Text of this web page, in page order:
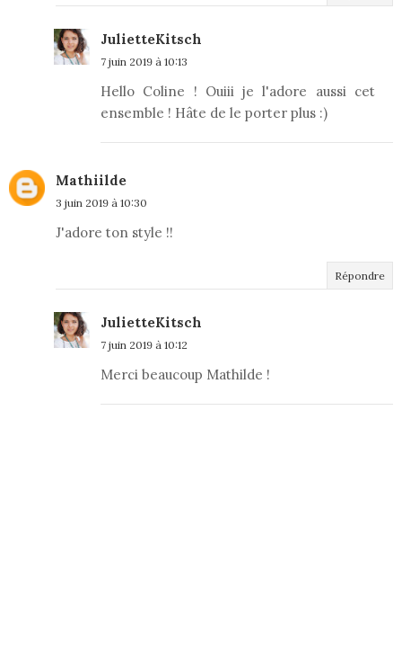
JulietteKitsch
7 juin 2019 à 10:13
Hello Coline ! Ouiii je l'adore aussi cet
ensemble ! Hâte de le porter plus :)
Mathiilde
3 juin 2019 à 10:30
J'adore ton style !!
Répondre
JulietteKitsch
7 juin 2019 à 10:12
Merci beaucoup Mathilde !